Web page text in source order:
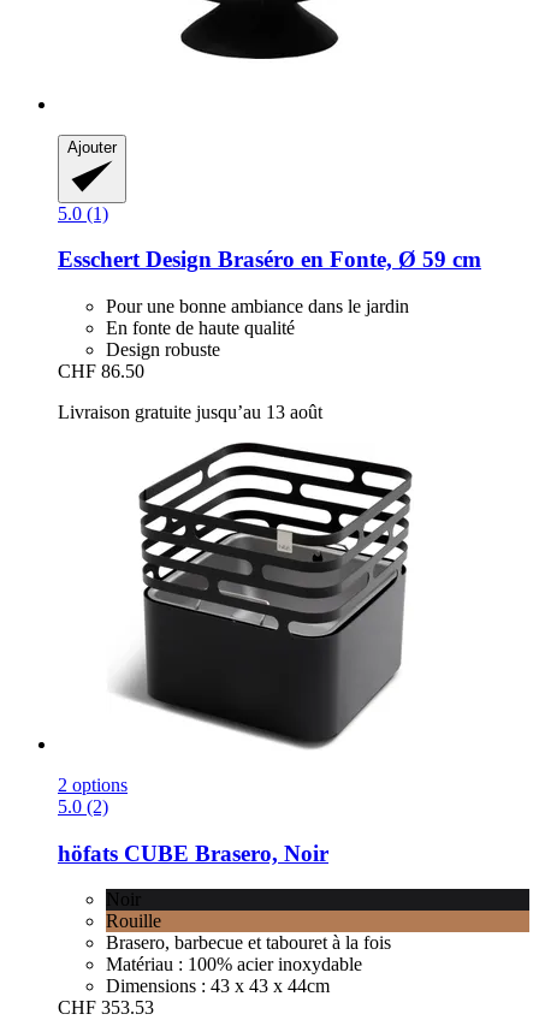
Ajouter
5.0 (1)
Esschert Design Braséro en Fonte, Ø 59 cm
Pour une bonne ambiance dans le jardin
En fonte de haute qualité
Design robuste
CHF 86.50
Livraison gratuite jusqu’au 13 août
2 options
5.0 (2)
höfats CUBE Brasero, Noir
Noir
Rouille
Brasero, barbecue et tabouret à la fois
Matériau : 100% acier inoxydable
Dimensions : 43 x 43 x 44cm
CHF 353.53